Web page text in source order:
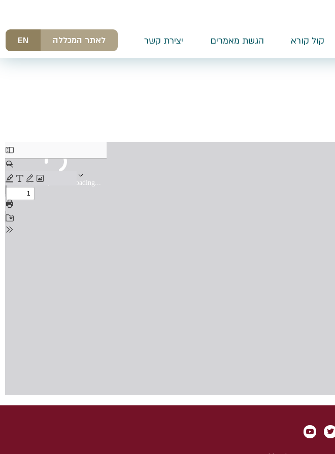
קול קורא הגשת מאמרים יצירת קשר לאתר המכללה EN